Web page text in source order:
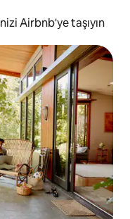
Airbnb'ye taşıyın